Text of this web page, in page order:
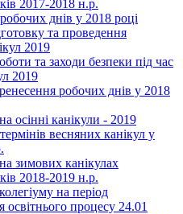
2017-2018 н.р.
днів у 2018 році
та проведення
2019
та заходи безпеки під час
2019
робочих днів у 2018
осінні канікули - 2019
весняних канікул у
зимових канікулах
2018-2019 н.р.
на період
процесу 24.01